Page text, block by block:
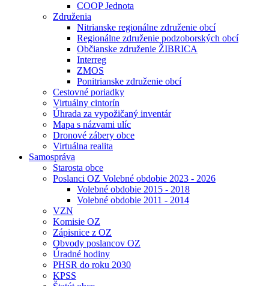
COOP Jednota
Združenia
Nitrianske regionálne združenie obcí
Regionálne združenie podzoborských obcí
Občianske združenie ŽIBRICA
Interreg
ZMOS
Ponitrianske združenie obcí
Cestovné poriadky
Virtuálny cintorín
Úhrada za vypožičaný inventár
Mapa s názvami ulíc
Dronové zábery obce
Virtuálna realita
Samospráva
Starosta obce
Poslanci OZ Volebné obdobie 2023 - 2026
Volebné obdobie 2015 - 2018
Volebné obdobie 2011 - 2014
VZN
Komisie OZ
Zápisnice z OZ
Obvody poslancov OZ
Úradné hodiny
PHSR do roku 2030
KPSS